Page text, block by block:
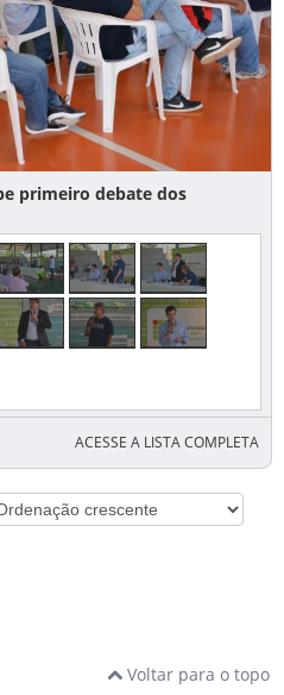
primeiro debate dos
ACESSE A LISTA COMPLETA
Voltar para o topo